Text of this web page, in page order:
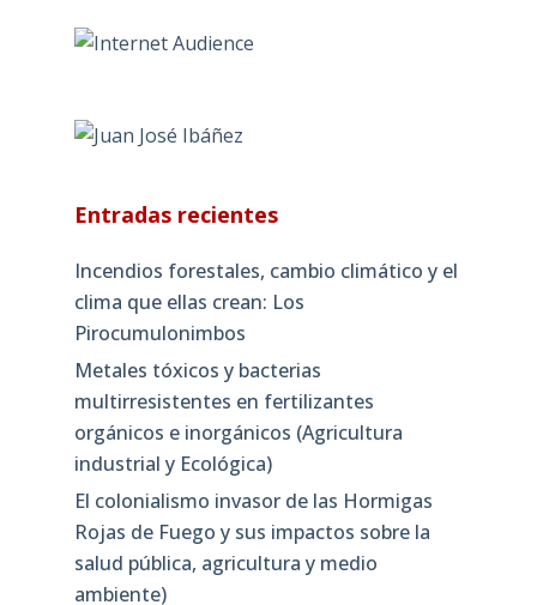
Entradas recientes
Incendios forestales, cambio climático y el
clima que ellas crean: Los
Pirocumulonimbos
Metales tóxicos y bacterias
multirresistentes en fertilizantes
orgánicos e inorgánicos (Agricultura
industrial y Ecológica)
El colonialismo invasor de las Hormigas
Rojas de Fuego y sus impactos sobre la
salud pública, agricultura y medio
ambiente)